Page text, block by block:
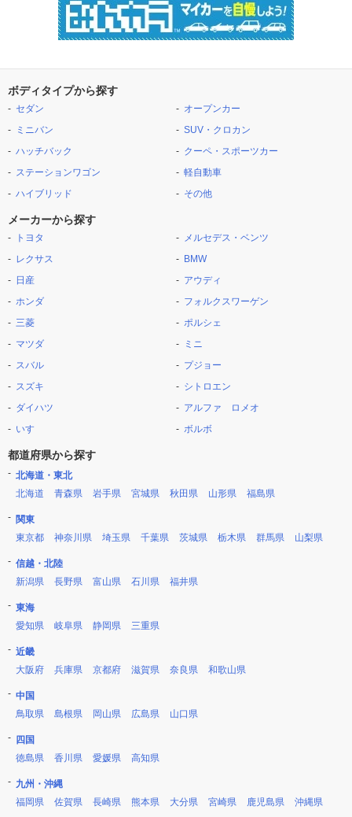
ボディタイプから探す
セダン
ミニバン
ハッチバック
ステーションワゴン
ハイブリッド
オープンカー
SUV・クロカン
クーペ・スポーツカー
軽自動車
その他
メーカーから探す
トヨタ
レクサス
日産
ホンダ
三菱
マツダ
スバル
スズキ
ダイハツ
いすゞ
メルセデス・ベンツ
BMW
アウディ
フォルクスワーゲン
ポルシェ
ミニ
プジョー
シトロエン
アルファ ロメオ
ボルボ
都道府県から探す
北海道・東北
北海道
青森県 岩手県 宮城県 秋田県 山形県 福島県
関東
東京都
神奈川県 埼玉県 千葉県 茨城県 栃木県 群馬県 山梨県
信越・北陸
新潟県
長野県 富山県 石川県 福井県
東海
愛知県
岐阜県 静岡県 三重県
近畿
大阪府
兵庫県 京都府 滋賀県 奈良県 和歌山県
中国
鳥取県
島根県 岡山県 広島県 山口県
四国
徳島県
香川県 愛媛県 高知県
九州・沖縄
福岡県
佐賀県 長崎県 熊本県 大分県 宮崎県 鹿児島県 沖縄県